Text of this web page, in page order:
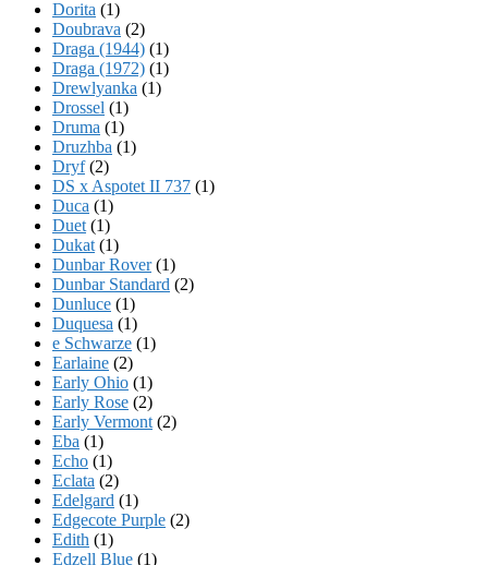
Dorita (1)
Doubrava (2)
Draga (1944) (1)
Draga (1972) (1)
Drewlyanka (1)
Drossel (1)
Druma (1)
Druzhba (1)
Dryf(2)
DS x Aspotet II 737 (1)
Duca (1)
Duet (1)
Dukat (1)
Dunbar Rover(1)
Dunbar Standard (2)
Dunluce (1)
Duquesa (1)
e Schwarze (1)
Earlaine (2)
Early Ohio (1)
Early Rose (2)
Early Vermont (2)
Eba (1)
Echo (1)
Eclata (2)
Edelgard (1)
Edgecote Purple (2)
Edith (1)
Edzell Blue (1)